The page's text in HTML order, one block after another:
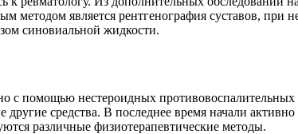
методом является рентгенография суставов,
синовиальной жидкости.
помощью нестероидных
другие средства. В последнее время начали
различные физиотерапевтические методы.